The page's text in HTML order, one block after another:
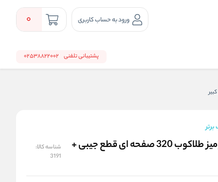
ورود به حساب کاربری 0
پشتیبانی تلفنی 02538822002
ارتباط با خدا گلچین ادعیه و زیارات کامپیوتری جلد شومیز طلاکوب 320 صفحه ای قطع جیبی +
شناسه کالا:
3191